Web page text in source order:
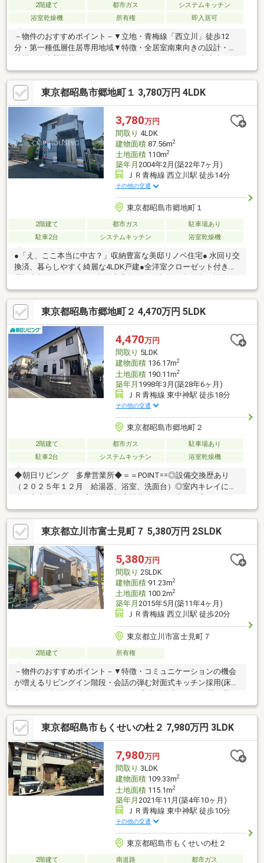
2階建て 都市ガス
システムキッチン
浴室乾燥機
所有権 即入居可
－物件のおすすめポイント－▼立地・青梅線「西立川」徒歩12
分・第一種低層住居専用地域▼特徴・全居室南東向きの設計・食
室3室に面する南東向きバルコニー・WIC・小屋裏収納等、随所に
収納有・お庭を設置・駐車場有(車種による)・即引渡し可(残金精
算後)▼設備・浴室換気乾燥機・トイレ各階▼令和8年2月室内リフ
ォーム済・キッチン、UB、洗面化粧台、フローリング(1階フロ
ア)、壁・天井クロス 他■ ご希望の住まい探しをお手伝いします
━━━━━・・・物件の詳細・ご相談はお気軽にお問い合わせく
ださい。
東京都昭島市郷地町１ 3,780万円 4LDK
3,780万円
間取り 4LDK
建物面積87.56m2
土地面積110m2
築年月 2004年2月(築22年7ヶ月)
ＪＲ青梅線 西立川駅 徒歩14分
その他の交通
東京都昭島市郷地町１
2階建て 都市ガス
駐車場あり
駐車2台
システムキッチン 浴室乾燥機
●「え、ここ本当に中古？」収納豊富な美邸リノベ住宅● 水回り交
換済、暮らしやすく綺麗な4LDK戸建●全洋室クローゼット付き・
せずに済みます♪～ご案内の流れ～◆弊社へのご来社◆ご自宅へ
お迎え◆最寄駅等でお待ち合わせ等、ご希望を仰って下さい！ご
希望があれば、物件の周辺環境等もご案内をいたします。◆お問
合せ物件の他に、ご希望があれば他物件も多数ご案内いたしま
す。事前にご条件を伺えれば、ご案内もスムーズです。何なりと
お申し付けください。
東京都昭島市郷地町２ 4,470万円 5LDK
4,470万円
間取り 5LDK
建物面積136.17m2
土地面積190.11m2
築年月 1998年3月(築28年6ヶ月)
ＪＲ青梅線 東中神駅 徒歩18分
その他の交通
東京都昭島市郷地町２
2階建て 都市ガス
駐車場あり
駐車2台
システムキッチン 浴室乾燥機
◆朝日リビング 多摩営業所◆＝＝POINT==◎設備交換歴あり
（２０２５年１２月 給湯器、浴室、洗面台）◎室内キレイにお
ト付き！駐車２台可！（※車種による）◎収納充実！WIC付き◎動
線豊か！開放感もUP！◎多摩川の自然を享受できます！＝＝周辺
＝＝◆セブンイレブン昭島福島町１丁目店・・・徒歩４分◆オー
ケー立川富士見町店・・・徒歩１５分◆ビッグ・エー立川富士見
町店・・・徒歩１５分◆市立共成小学校・・・徒歩４分◆市立福
島中学校・・・徒歩１０分◆昭和公園・・・徒歩１０分◆中西医
院・・・徒歩２分
東京都立川市富士見町７ 5,380万円 2SLDK
5,380万円
間取り 2SLDK
建物面積91.23m2
土地面積100.2m2
築年月 2015年5月(築11年4ヶ月)
ＪＲ青梅線 西立川駅 徒歩20分
東京都立川市富士見町７
2階建て 所有権
－物件のおすすめポイント－▼特徴・コミュニケーションの機会
が増えるリビングイン階段・会話の弾む対面式キッチン採用(床下
伸ばしてくつろげる和室有・南向きバルコニーが面す約7.0帖マル
チスペース・2階ホールにWICがあり、ご家族の衣類など集約可
能・各階にトイレを配置▼周辺環境・ミニコープ立川店 徒歩4分
(約320m)・なかよし広場 徒歩2分(約120m)・立川市立新生小学校
徒歩5分(約350m)■ ご希望の住まい探しをお手伝いします
━━━━━・・・物件の詳細・ご相談はお気軽にお問い合わせく
ださい。
東京都昭島市もくせいの杜２ 7,980万円 3LDK
7,980万円
間取り 3LDK
建物面積109.33m2
土地面積115.1m2
築年月 2021年11月(築4年10ヶ月)
ＪＲ青梅線 東中神駅 徒歩10分
その他の交通
東京都昭島市もくせいの杜２
2階建て 南道路 都市ガス